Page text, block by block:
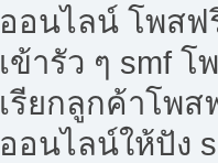
ออนไลน์ โพสฟ
เข้ารัว ๆ smf
เรียกลูกค้าโพส
ออนไลน์ให้ปัง